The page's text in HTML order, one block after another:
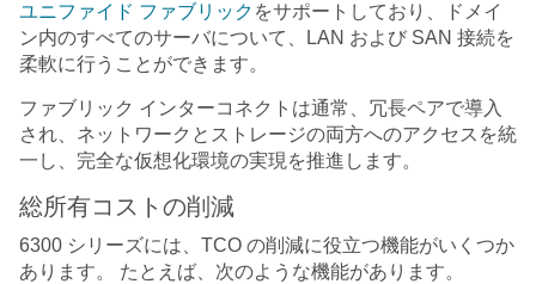
ユニファイド ファブリック をサポートしており、ドメイ
ン内のすべてのサーバについて、LAN および SAN 接続を
柔軟に行うことができます。
ファブリック インターコネクトは通常、冗長ペアで導入
され、ネットワークとストレージの両方へのアクセスを統
一し、完全な仮想化環境の実現を推進します。
総所有コストの削減
6300 シリーズには、TCO の削減に役立つ機能がいくつか
あります。 たとえば、次のような機能があります。